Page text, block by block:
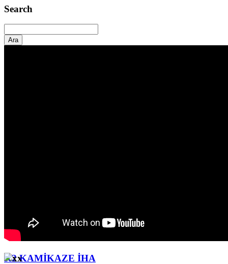
Search
K2 KAMİKAZE İHA